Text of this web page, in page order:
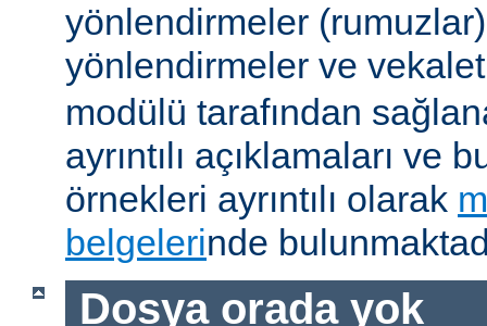
yönlendirmeler
yönlendirmeler ve
modülü tarafından
ayrıntılı açıklamaları ve
örnekleri ayrıntılı olarak
belgelerinde
Dosya orada yok